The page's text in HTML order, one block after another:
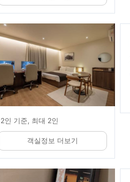
2인 기준, 최대 2인
객실정보 더보기